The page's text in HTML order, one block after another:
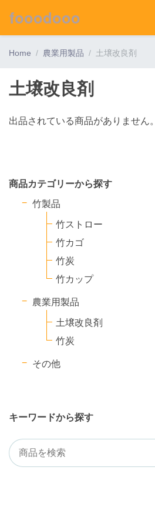
fooodooo
Home 農業用製品 土壌改良剤
土壌改良剤
出品されている商品がありません。
商品カテゴリーから探す
竹製品
竹ストロー
竹カゴ
竹炭
竹カップ
農業用製品
土壌改良剤
竹炭
その他
キーワードから探す